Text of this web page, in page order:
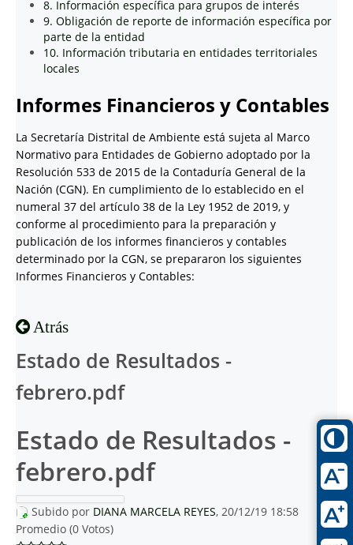
8. Información específica para grupos de interés
9. Obligación de reporte de información específica por
parte de la entidad
10. Información tributaria en entidades territoriales
locales
Informes Financieros y Contables
La Secretaría Distrital de Ambiente está sujeta al Marco
Normativo para Entidades de Gobierno adoptado por la
Resolución 533 de 2015 de la Contaduría General de la
Nación (CGN). En cumplimiento de lo establecido en el
numeral 37 del artículo 38 de la Ley 1952 de 2019, y
conforme al procedimiento para la preparación y
publicación de los informes financieros y contables
determinado por la CGN, se prepararon los siguientes
Informes Financieros y Contables:
Atrás
Estado de Resultados -
febrero.pdf
Estado de Resultados -
febrero.pdf
Subido por DIANA MARCELA REYES, 20/12/19 18:58
Promedio (0 Votos)